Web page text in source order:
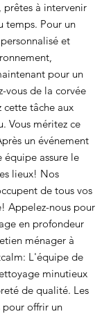
à intervenir
temps. Pour un
et
pour un
vous de la corvée
cette tâche aux
Vous méritez ce
un événement
assure le
lieux! Nos
de tous vos
Appelez-nous pour
en profondeur
ménager à
L'équipe de
minutieux
de qualité. Les
pour offrir un